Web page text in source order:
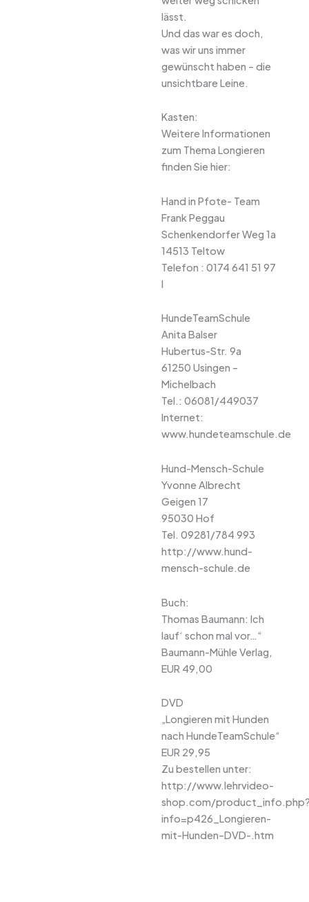
lässt.
Und das war es doch,
was wir uns immer
gewünscht haben – die
unsichtbare Leine.
Kasten:
Weitere Informationen
zum Thema Longieren
finden Sie hier:
Hand in Pfote- Team
Frank Peggau
Schenkendorfer Weg 1a
14513 Teltow
Telefon : 0174 641 51 97
l
HundeTeamSchule
Anita Balser
Hubertus-Str. 9a
61250 Usingen –
Michelbach
Tel.: 06081/449037
Internet:
www.hundeteamschule.de
Hund-Mensch-Schule
Yvonne Albrecht
Geigen 17
95030 Hof
Tel. 09281/784 993
http://www.hund-
mensch-schule.de
Buch:
Thomas Baumann: Ich
lauf‘ schon mal vor…“
Baumann-Mühle Verlag,
EUR 49,00
DVD
„Longieren mit Hunden
nach HundeTeamSchule“
EUR 29,95
Zu bestellen unter:
http://www.lehrvideo-
shop.com/
info=p426_Longieren-
mit-Hunden–DVD-.htm